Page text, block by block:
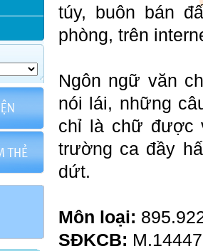
túy, buôn bán
phòng, trên
Ngôn ngữ văn
nói lái, những
chỉ là chữ được
trường ca đầy
dứt.
Môn loại:
SĐKCB: